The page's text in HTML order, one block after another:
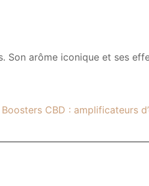
Son arôme iconique et ses
Boosters CBD : amplificateurs